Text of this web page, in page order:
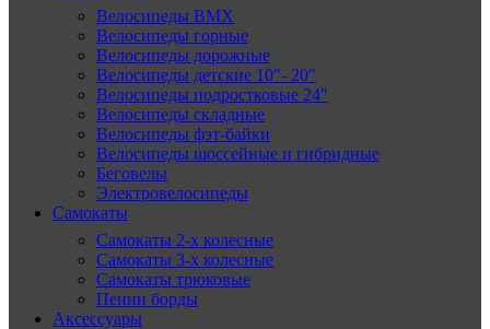
Велосипеды BMX
Велосипеды горные
Велосипеды дорожные
Велосипеды детские 10″- 20″
Велосипеды подростковые 24″
Велосипеды складные
Велосипеды фэт-байки
Велосипеды шоссейные и гибридные
Беговелы
Электровелосипеды
Самокаты
Самокаты 2-х колесные
Самокаты 3-х колесные
Самокаты трюковые
Пенни борды
Аксессуары